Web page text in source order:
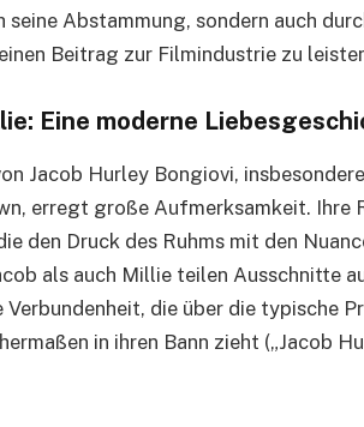
seine Abstammung, sondern auch
Beitrag zur Filmindustrie zu
Eine moderne
Jacob Hurley Bongiovi,
erregt große Aufmerksamkeit. Ihre
den Druck des Ruhms mit den
als auch Millie teilen Ausschnitte
Verbundenheit, die über die typische
in ihren Bann zieht („Jacob